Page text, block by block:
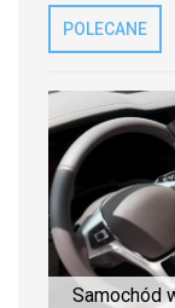
POLECANE
Samochód